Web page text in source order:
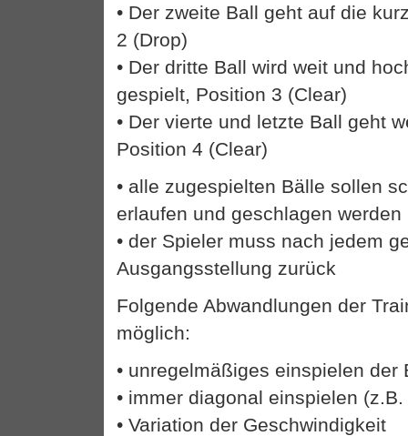
• Der zweite Ball geht auf die
2 (Drop)
• Der dritte Ball wird weit und
gespielt, Position 3 (Clear)
• Der vierte und letzte Ball geht
Position 4 (Clear)
• alle zugespielten Bälle sollen
erlaufen und geschlagen werden
• der Spieler muss nach jedem
Ausgangsstellung zurück
Folgende Abwandlungen der
möglich:
• unregelmäßiges einspielen der
• immer diagonal einspielen
• Variation der Geschwindigkeit